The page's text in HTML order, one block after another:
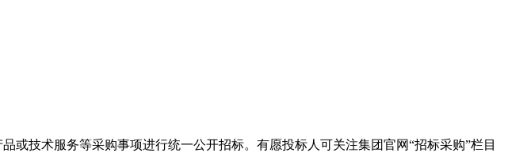
或技术服务等采购事项进行统一公开招标。有愿投标人可关注集团官网“招标采购”栏目